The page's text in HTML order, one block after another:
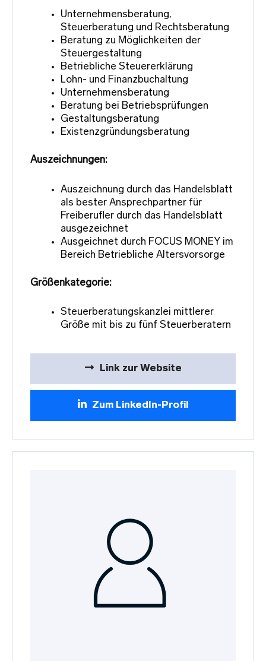
Unternehmensberatung,
Steuerberatung und Rechtsberatung
Beratung zu Möglichkeiten der
Steuergestaltung
Betriebliche Steuererklärung
Lohn- und Finanzbuchaltung
Unternehmensberatung
Beratung bei Betriebsprüfungen
Gestaltungsberatung
Existenzgründungsberatung
Auszeichnungen:
Auszeichnung durch das Handelsblatt
als bester Ansprechpartner für
Freiberufler durch das Handelsblatt
ausgezeichnet
Ausgeichnet durch FOCUS MONEY im
Bereich Betriebliche Altersvorsorge
Größenkategorie:
Steuerberatungskanzlei mittlerer
Größe mit bis zu fünf Steuerberatern
Link zur Website
Zum LinkedIn-Profil